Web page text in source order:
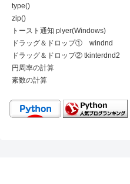
type()
zip()
トースト通知 plyer(Windows)
ドラッグ＆ドロップ① windnd
ドラッグ＆ドロップ② tkinterdnd2
円周率の計算
素数の計算